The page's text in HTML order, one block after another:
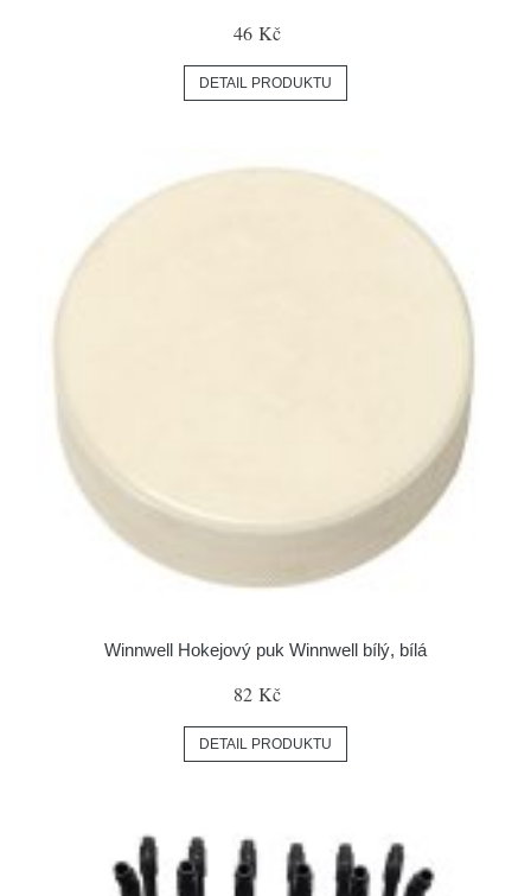
46 Kč
DETAIL PRODUKTU
Winnwell Hokejový puk Winnwell bílý, bílá
82 Kč
DETAIL PRODUKTU